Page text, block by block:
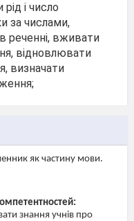
і число
за числами,
реченні, вживати
відновлювати
визначати
як частину мови.
знання учнів про